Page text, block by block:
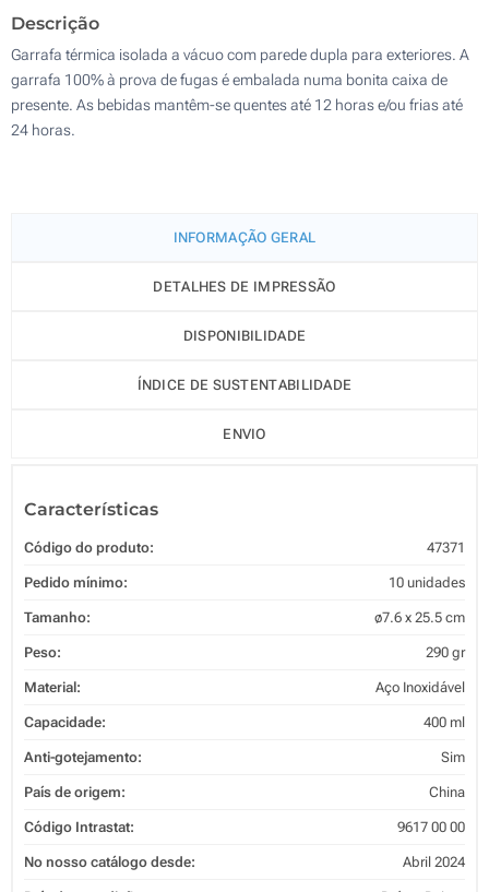
Outra :
Descrição
Garrafa térmica isolada a vácuo com parede dupla para exteriores. A
garrafa 100% à prova de fugas é embalada numa bonita caixa de
presente. As bebidas mantêm-se quentes até 12 horas e/ou frias até
24 horas.
INFORMAÇÃO GERAL
DETALHES DE IMPRESSÃO
DISPONIBILIDADE
ÍNDICE DE SUSTENTABILIDADE
ENVIO
Características
Código do produto: 47371
Pedido mínimo: 10 unidades
Tamanho: ø7.6 x 25.5 cm
Peso: 290 gr
Material: Aço Inoxidável
Capacidade: 400 ml
Anti-gotejamento: Sim
País de origem: China
Código Intrastat: 9617 00 00
No nosso catálogo desde: Abril 2024